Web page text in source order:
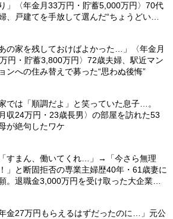
」〈年金月33万円・貯蓄5,000万円〉70代
、戸建てを手放して選んだ“ちょうどいい
あの家を残しておけばよかった…」〈年金月
円・貯蓄3,800万円〉72歳夫婦、駅近マン
ンへの住み替えで募った“思わぬ後悔”
では「順調だよ」と笑っていた息子…。
月収24万円・23歳長男〉の部屋を訪れた53
が絶句したワケ
すまん、働いてくれ…」→「今さら無理
」と断固拒否の専業主婦歴40年・61歳妻に
。退職金3,000万円を受け取った大企業元
年金27万円もらえるはずだったのに…」元公